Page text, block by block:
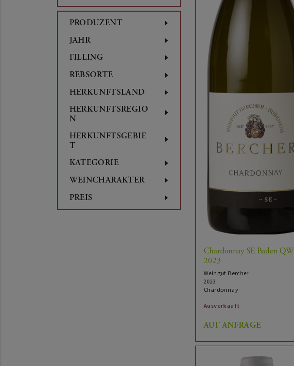
PRODUZENT
JAHR
FILLING
REBSORTE
HERKUNFTSLAND
HERKUNFTSREGIO
N
HERKUNFTSGEBIE
T
KATEGORIE
WEINCHARAKTER
PREIS
Chardonnay SE Baden QW
2023
Weingut Bercher
2023
Chardonnay
Ausverkauft
AUF ANFRAGE